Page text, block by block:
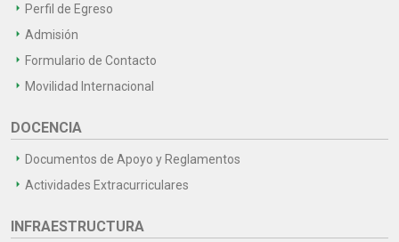
Perfil de Egreso
Admisión
Formulario de Contacto
Movilidad Internacional
DOCENCIA
Documentos de Apoyo y Reglamentos
Actividades Extracurriculares
INFRAESTRUCTURA